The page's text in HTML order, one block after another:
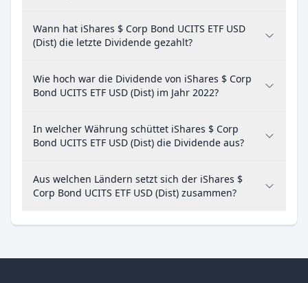
Wann hat iShares $ Corp Bond UCITS ETF USD
(Dist) die letzte Dividende gezahlt?
Wie hoch war die Dividende von iShares $ Corp
Bond UCITS ETF USD (Dist) im Jahr 2022?
In welcher Währung schüttet iShares $ Corp
Bond UCITS ETF USD (Dist) die Dividende aus?
Aus welchen Ländern setzt sich der iShares $
Corp Bond UCITS ETF USD (Dist) zusammen?